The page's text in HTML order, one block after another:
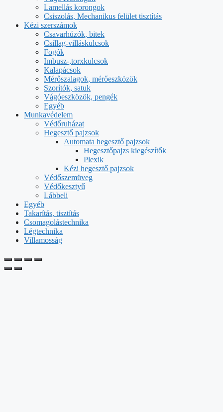
Lamellás korongok
Csiszolás, Mechanikus felület tisztítás
Kézi szerszámok
Csavarhúzók, bitek
Csillag-villáskulcsok
Fogók
Imbusz-,torxkulcsok
Kalapácsok
Mérőszalagok, mérőeszközök
Szorítók, satuk
Vágóeszközök, pengék
Egyéb
Munkavédelem
Védőruházat
Hegesztő pajzsok
Automata hegesztő pajzsok
Hegesztőpajzs kiegészítők
Plexik
Kézi hegesztő pajzsok
Védőszemüveg
Védőkesztyű
Lábbeli
Egyéb
Takarítás, tisztítás
Csomagolástechnika
Légtechnika
Villamosság